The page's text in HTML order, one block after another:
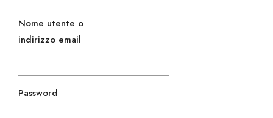
Nome utente o
indirizzo email
Password